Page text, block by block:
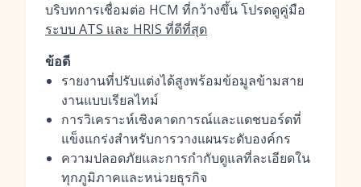
บริบทการเชื่อมต่อ HCM ที่กว้างขึ้น โปรดดูคู่มือ
ระบบ ATS และ HRIS ที่ดีที่สุด
ข้อดี
รายงานที่ปรับแต่งได้สูงพร้อมข้อมูลข้ามสาย
งานแบบเรียลไทม์
การวิเคราะห์เชิงคาดการณ์และแดชบอร์ดที่
แข็งแกร่งสำหรับการวางแผนระดับองค์กร
ความปลอดภัยและการกำกับดูแลที่ละเอียดใน
ทุกภูมิภาคและหน่วยธุรกิจ